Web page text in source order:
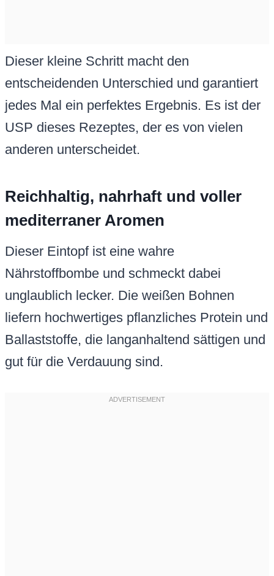
Dieser kleine Schritt macht den
entscheidenden Unterschied und garantiert
jedes Mal ein perfektes Ergebnis. Es ist der
USP dieses Rezeptes, der es von vielen
anderen unterscheidet.
Reichhaltig, nahrhaft und voller
mediterraner Aromen
Dieser Eintopf ist eine wahre
Nährstoffbombe und schmeckt dabei
unglaublich lecker. Die weißen Bohnen
liefern hochwertiges pflanzliches Protein und
Ballaststoffe, die langanhaltend sättigen und
gut für die Verdauung sind.